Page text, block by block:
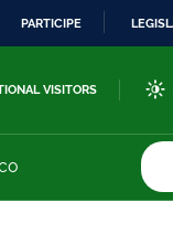
PARTICIPE
VISITORS